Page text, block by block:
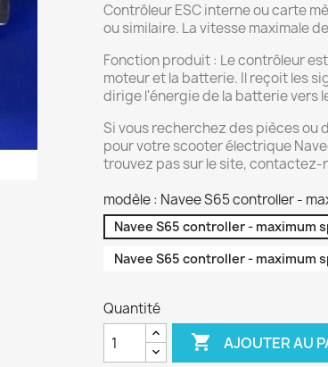
Contrôleur ESC interne ou carte
ou similaire. La vitesse maximale
Fonction produit : Le contrôleur
moteur et la batterie. Il reçoit les
dirige l'énergie de la batterie vers
Si vous recherchez des pièces
pour votre scooter électrique
trouvez pas sur le site, contactez-
modèle : Navee S65 controller -
Navee S65 controller - maximum
Navee S65 controller - maximum
Quantité
 AJOUTER AU